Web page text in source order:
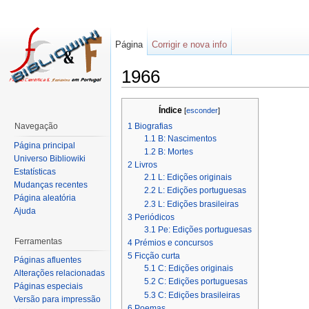
1966
Índice[esconder]
1 Biografias
1.1 B: Nascimentos
1.2 B: Mortes
2 Livros
2.1 L: Edições originais
2.2 L: Edições portuguesas
2.3 L: Edições brasileiras
3 Periódicos
3.1 Pe: Edições portuguesas
4 Prémios e concursos
5 Ficção curta
5.1 C: Edições originais
5.2 C: Edições portuguesas
5.3 C: Edições brasileiras
Página Corrigir e nova info
Navegação
Página principal
Universo Bibliowiki
Estatísticas
Mudanças recentes
Página aleatória
Ajuda
Ferramentas
Páginas afluentes
Alterações relacionadas
Páginas especiais
Versão para impressão